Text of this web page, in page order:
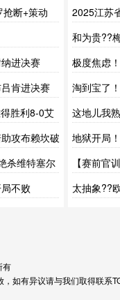
断+策动
进决赛
肯进决赛
胜利8-0艾
攻布赖坎破
杀维特塞尔
不败
赛！
2025江苏
和为贵??
流
极度焦虑
光头
淘到宝了
写真照
这地儿我
款庆祝
地狱开局
轮不胜
【赛前官
太抽象??
有
如有异议请与我们取得联系